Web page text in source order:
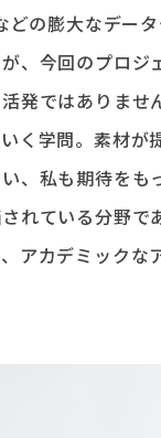
の膨大なデー
、今回のプロ
発ではありませ
く学問。素材が
、私も期待をも
れている分野で
アカデミックな